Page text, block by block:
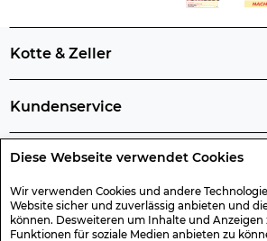
Diese Webseite verwendet Cookies
Wir verwenden Cookies und andere
Website sicher und zuverlässig anbieten und
können. Desweiteren um Inhalte und Anzeigen
Funktionen für soziale Medien anbieten zu
Kotte & Zeller
Kundenservice
Rechtliche Artikelinfos
Geschenk-Gutscheine